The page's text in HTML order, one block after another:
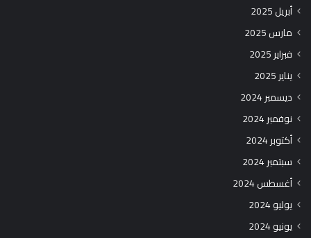
أبريل 2025
مارس 2025
فبراير 2025
يناير 2025
ديسمبر 2024
نوفمبر 2024
أكتوبر 2024
سبتمبر 2024
أغسطس 2024
يوليو 2024
يونيو 2024